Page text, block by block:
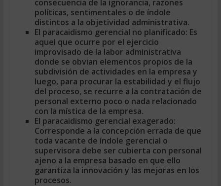
consecuencia de la ignorancia, razones
políticas, sentimentales o de índole
distintos a la objetividad administrativa.
El paracaidismo gerencial no planificado: Es
aquel que ocurre por el ejercicio
improvisado de la labor administrativa
donde se obvian elementos propios de la
subdivisión de actividades en la empresa y
luego, para procurar la estabilidad y el flujo
del proceso, se recurre a la contratación de
personal externo poco o nada relacionado
con la mística de la empresa.
El paracaidismo gerencial exagerado:
Corresponde a la concepción errada de que
toda vacante de índole gerencial o
supervisora debe ser cubierta con personal
ajeno a la empresa basado en que ello
garantiza la innovación y las mejoras en los
procesos.